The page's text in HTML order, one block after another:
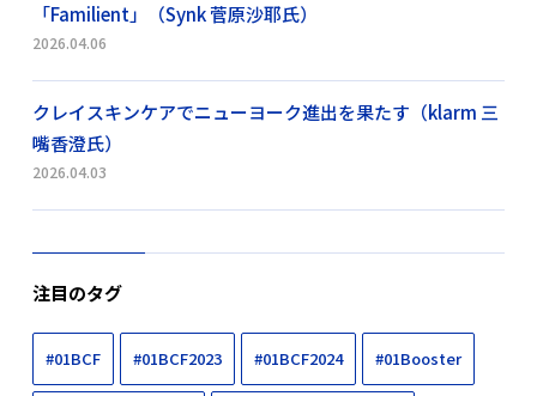
「Familient」（Synk 菅原沙耶氏）
2026.04.06
クレイスキンケアでニューヨーク進出を果たす（klarm 三
嘴香澄氏）
2026.04.03
注目のタグ
#01BCF #01BCF2023 #01BCF2024 #01Booster